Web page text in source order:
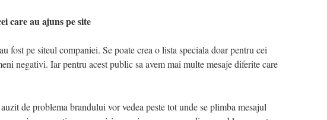
care au ajuns pe site
fost pe siteul companiei. Se poate crea o lista speciala doar pentru cei
negativi. Iar pentru acest public sa avem mai multe mesaje diferite care
de problema brandului vor vedea peste tot unde se plimba mesajul